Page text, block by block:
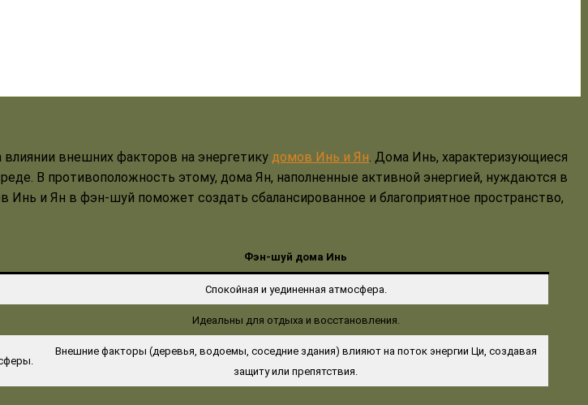
внешних факторов на энергетику домов Инь и Ян. Дома Инь, характеризующиеся
В противоположность этому, дома Ян, наполненные активной энергией, нуждаются в
и Ян в фэн-шуй поможет создать сбалансированное и благоприятное пространство,
Фэн-шуй дома Инь
Спокойная и уединенная атмосфера.
Идеальны для отдыха и восстановления.
Внешние факторы (деревья, водоемы, соседние здания) влияют на поток энергии Ци, создавая
защиту или препятствия.